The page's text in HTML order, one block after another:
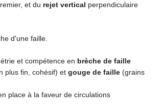
et du rejet vertical perpendiculaire
d'une faille.
et compétence en brèche de faille
plus fin, cohésif) et gouge de faille (grains
place à la faveur de circulations